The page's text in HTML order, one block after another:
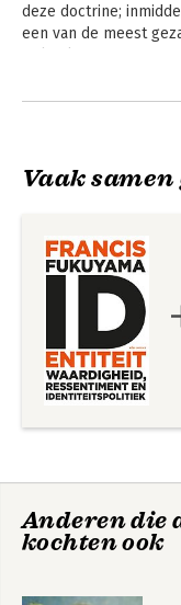
deze doctrine;
een van de meest
Hij is een van de
Andere
Identiteit
Vaak
Anderen die
kochten ook